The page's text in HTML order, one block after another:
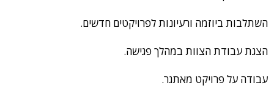
השתלבות ביוזמה ורעיונות לפרויקטים חדשים.
הצגת עבודת הצוות במהלך פגישה.
עבודה על פרויקט מאתגר.